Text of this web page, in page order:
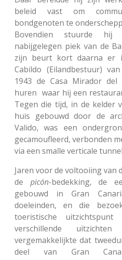
beleid vast om
bondgenoten te
Bovendien stuurde
nabijgelegen piek van de
zijn beurt kort daarna er
Cabildo (Eilandbestuur)
1943 de Casa Mirador del
huren waar hij een
Tegen die tijd, in de kelder
huis gebouwd door de
Valido, was een
gecamoufleerd, verbonden
via een smalle verticale
Jaren voor de voltooiing van
de picón-bedekking, de
gebouwd in Gran
doeleinden, en die
toeristische
verschillende
vergemakkelijkte dat
deel van Gran